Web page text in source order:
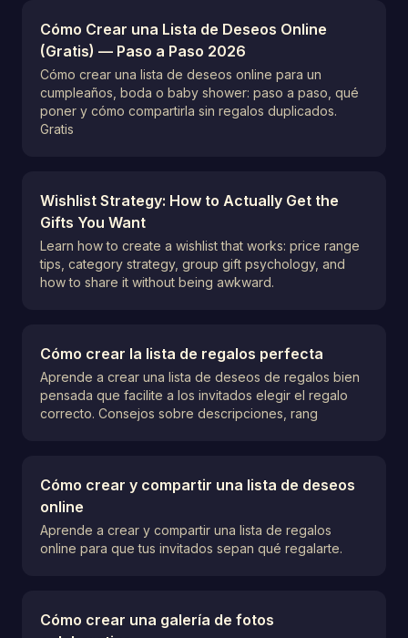
Cómo Crear una Lista de Deseos Online
(Gratis) — Paso a Paso 2026
Cómo crear una lista de deseos online para un
cumpleaños, boda o baby shower: paso a paso, qué
poner y cómo compartirla sin regalos duplicados.
Gratis
Wishlist Strategy: How to Actually Get the
Gifts You Want
Learn how to create a wishlist that works: price range
tips, category strategy, group gift psychology, and
how to share it without being awkward.
Cómo crear la lista de regalos perfecta
Aprende a crear una lista de deseos de regalos bien
pensada que facilite a los invitados elegir el regalo
correcto. Consejos sobre descripciones, rang
Cómo crear y compartir una lista de deseos
online
Aprende a crear y compartir una lista de regalos
online para que tus invitados sepan qué regalarte.
Cómo crear una galería de fotos